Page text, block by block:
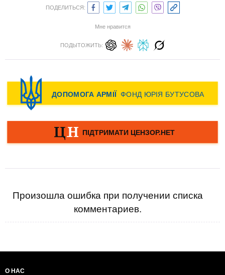
ПОДЕЛИТЬСЯ:
Мне нравится
ПОДЫТОЖИТЬ:
Произошла ошибка при получении списка
комментариев.
О НАС